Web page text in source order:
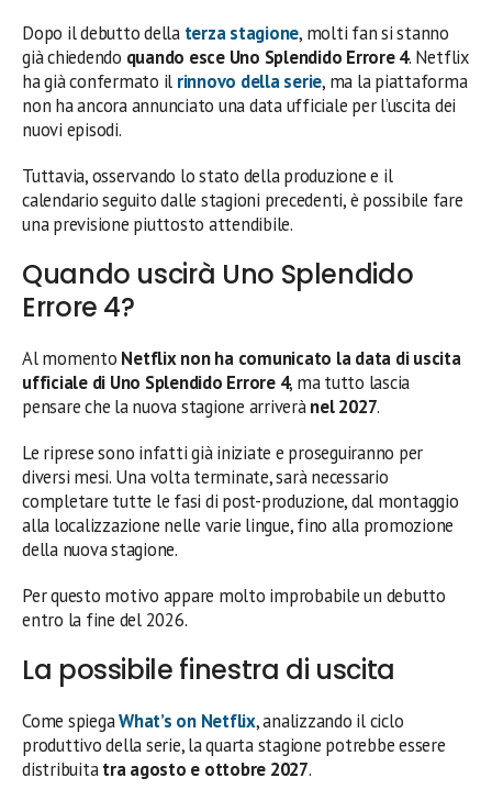
Dopo il debutto della terza stagione, molti fan si stanno
già chiedendo quando esce Uno Splendido Errore 4. Netflix
ha già confermato il rinnovo della serie, ma la piattaforma
non ha ancora annunciato una data ufficiale per l’uscita dei
nuovi episodi.
Tuttavia, osservando lo stato della produzione e il
calendario seguito dalle stagioni precedenti, è possibile fare
una previsione piuttosto attendibile.
Quando uscirà Uno Splendido
Errore 4?
Al momento Netflix non ha comunicato la data di uscita
ufficiale di Uno Splendido Errore 4, ma tutto lascia
pensare che la nuova stagione arriverànel 2027.
Le riprese sono infatti già iniziate e proseguiranno per
diversi mesi. Una volta terminate, sarà necessario
completare tutte le fasi di post-produzione, dal montaggio
alla localizzazione nelle varie lingue, fino alla promozione
della nuova stagione.
Per questo motivo appare molto improbabile un debutto
entro la fine del 2026.
La possibile finestra di uscita
Come spiegaWhat’s on Netflix, analizzando il ciclo
produttivo della serie, la quarta stagione potrebbe essere
distribuitatra agosto e ottobre 2027.